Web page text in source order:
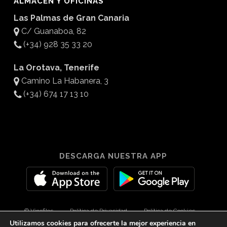
Las Palmas de Gran Canaria
C/ Guanaboa, 82
(+34) 928 35 33 20
La Orotava, Tenerife
Camino La Habanera, 3
(+34) 674 17 13 10
DESCARGA NUESTRA APP
© Vinofilos Política de Privacidad Política de Cookies
Utilizamos cookies para ofrecerte la mejor experiencia en